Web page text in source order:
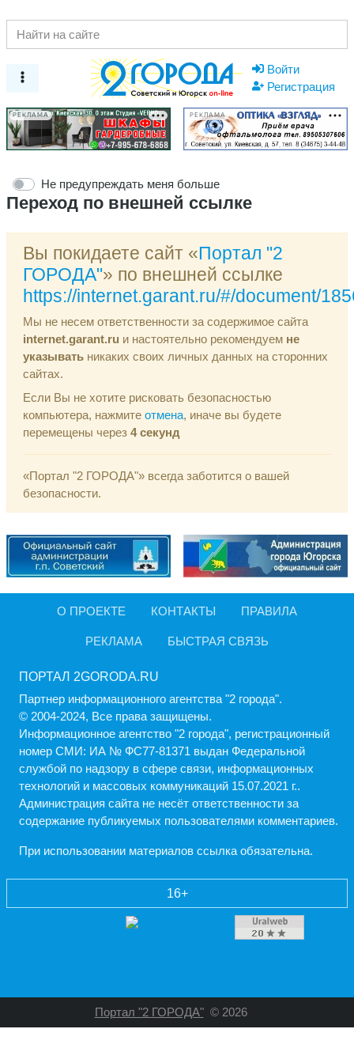
Войти
Регистрация
РЕКЛАМА РЕКЛАМА
Переход по внешней ссылке
Не предупреждать меня больше
Вы покидаете сайт «Портал "2
ГОРОДА"» по внешней ссылке
https://internet.garant.ru/#/document/
Мы не несем ответственности за содержимое сайта
internet.garant.ru и настоятельно рекомендуем не
указывать никаких своих личных данных на сторонних
сайтах.
Если Вы не хотите рисковать безопасностью
компьютера, нажмите отмена, иначе вы будете
перемещены через 4секунд
«Портал "2 ГОРОДА"» всегда заботится о вашей
безопасности.
О ПРОЕКТЕ КОНТАКТЫ ПРАВИЛА
РЕКЛАМА БЫСТРАЯ СВЯЗЬ
ПОРТАЛ 2GORODA.RU
Партнер информационного агентства "2 города".
© 2004-2024, Все права защищены.
Информационное агентство "2 города", регистрационный
номер СМИ: ИА № ФС77-81371 выдан Федеральной
службой по надзору в сфере связи, информационных
технологий и массовых коммуникаций 15.07.2021 г..
Администрация cайта не несёт ответственности за
содержание публикуемых пользователями комментариев.
При использовании материалов ссылка обязательна.
16+
Портал "2 ГОРОДА" © 2026